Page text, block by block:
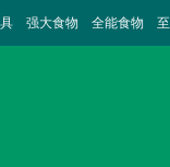
强大食物 全能食物